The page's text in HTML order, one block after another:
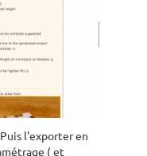
l'exporter en
( et